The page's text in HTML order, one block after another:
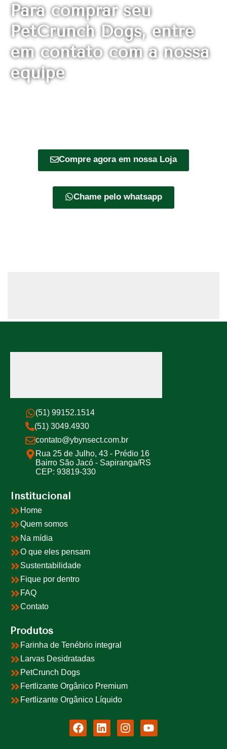
Para comprar seu
PetCrunch Dogs, entre
em contato com a nossa
equipe
Compre agora em nossa Loja
Chame pelo whatsapp
(51) 99152.1514
(51) 3049.4930
contato@ybynsect.com.br
Rua 25 de Julho, 43 - Prédio 16
Bairro São Jacó - Sapiranga/RS
CEP: 93819-330
Institucional
Home
Quem somos
Na mídia
O que eles pensam
Sustentabilidade
Fique por dentro
FAQ
Contato
Produtos
Farinha de Tenébrio integral
Larvas Desidratadas
PetCrunch Dogs
Fertlizante Orgânico Premium
Fertlizante Orgânico Líquido